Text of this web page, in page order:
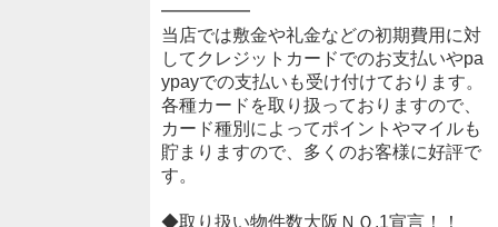
━━━━━
当店では敷金や礼金などの初期費用に対
してクレジットカードでのお支払いやpa
ypayでの支払いも受け付けております。
各種カードを取り扱っておりますので、
カード種別によってポイントやマイルも
貯まりますので、多くのお客様に好評で
す。
◆取り扱い物件数大阪ＮＯ.1宣言！！